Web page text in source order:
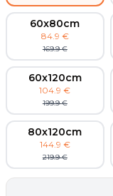
60x80cm
84.9 €
169.9 €
60x120cm
104.9 €
199.9 €
80x120cm
144.9 €
219.9 €